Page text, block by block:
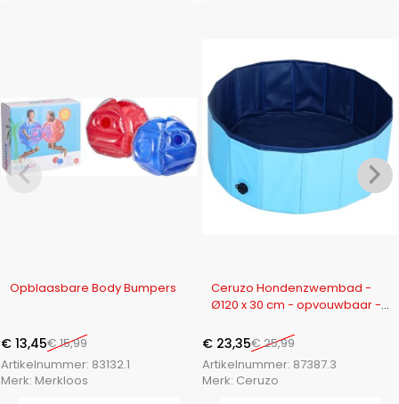
Opblaasbare Body Bumpers
€15,99
€ 13,45
Artikelnummer: 83132.1
Merk: Merkloos
Ceruzo Hondenzwembad -
Ø120 x 30 cm - opvouwbaar -
€25,99
€ 23,35
Artikelnummer: 87387.3
Merk: Ceruzo